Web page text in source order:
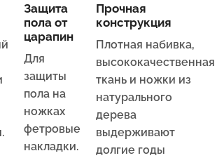
Защита
пола от
царапин
Для
защиты
пола на
ножках
фетровые
накладки.
Прочная
конструкция
Плотная набивка,
высококачественная
ткань и ножки из
натурального
дерева
выдерживают
долгие годы